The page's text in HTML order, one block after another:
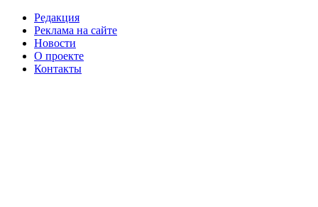
Редакция
Реклама на сайте
Новости
О проекте
Контакты